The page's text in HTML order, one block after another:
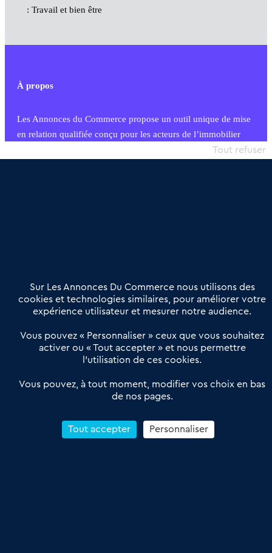
: Travail et bien être
À propos
Les Annonces du Commerce propose un outil unique de mise
en relation qualifiée conçu pour les acteurs de l’immobilier
commercial et les collectivités territoriales, simple et intégrant
Offres Pro
Actualités
Qui sommes nous ?
Derniers articles
Réseau 3C : un partenaire national dédié aux transactions
Petitscommerces : Un partenariat au service du commerce de
proximité et des territoires
Reprendre un Restaurant Rapide
Sur Les Annonces Du Commerce nous utilisons des
cookies et technologies similaires, pour améliorer votre
expérience utilisateur et mesurer notre audience.
Vous pouvez « Personnaliser » ceux que vous souhaitez
activer ou « Tout accepter » et nous permettre
l’utilisation de ces cookies.
Vous pouvez, à tout moment, modifier vos choix en bas
de nos pages.
Tout accepter
Tout refuser
Personnaliser